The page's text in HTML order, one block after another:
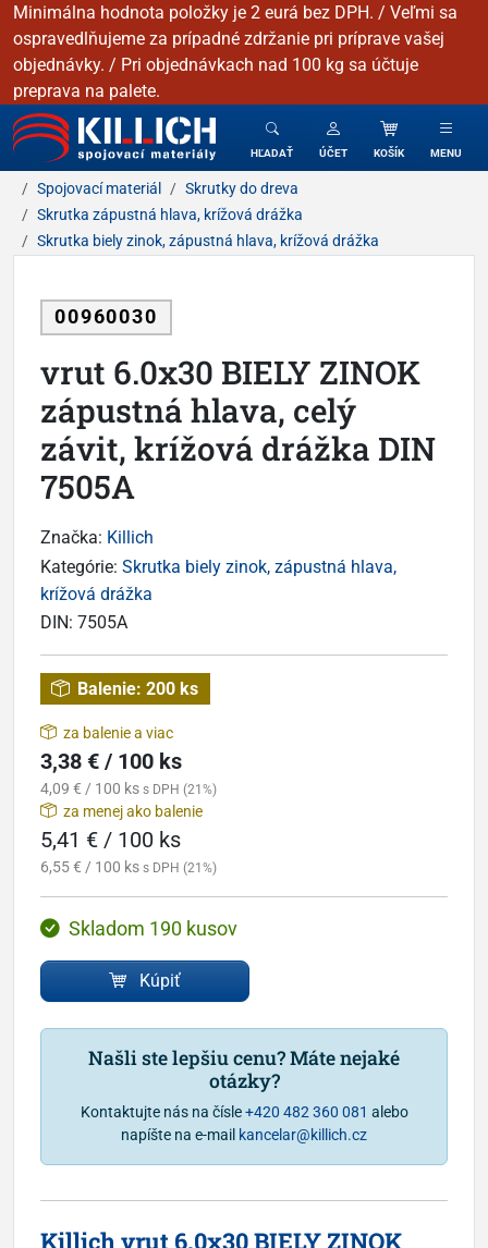
Minimálna hodnota položky je 2 eurá bez DPH. / Veľmi sa
ospravedlňujeme za prípadné zdržanie pri príprave vašej
objednávky. / Pri objednávkach nad 100 kg sa účtuje
preprava na palete.
KILLICH - Spojovacie materiály
HĽADAŤ ÚČET KOŠÍK MENU
Spojovací materiál
Skrutky do dreva
Skrutka zápustná hlava, krížová drážka
Skrutka biely zinok, zápustná hlava, krížová drážka
00960030
vrut 6.0x30 BIELY ZINOK
zápustná hlava, celý
závit, krížová drážka DIN
7505A
Značka: Killich
Kategórie: Skrutka biely zinok, zápustná hlava,
krížová drážka
DIN: 7505A
Balenie: 200 ks
za balenie a viac
3,38 € / 100 ks
4,09 € / 100 ks s DPH (21%)
za menej ako balenie
5,41 € / 100 ks
6,55 € / 100 ks s DPH (21%)
Skladom 190 kusov
Kúpiť
Našli ste lepšiu cenu? Máte nejaké
otázky?
Kontaktujte nás na čísle+420 482 360 081 alebo
napíšte na e-mail kancelar@killich.cz
Killich vrut 6.0x30 BIELY ZINOK